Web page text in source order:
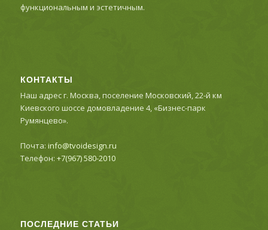
функциональным и эстетичным.
КОНТАКТЫ
Наш адрес г. Москва, поселение Московский, 22-й км
Киевского шоссе домовладение 4, «Бизнес-парк
Румянцево».
Почта: info@tvoidesign.ru
Телефон: +7(967) 580-2010
ПОСЛЕДНИЕ СТАТЬИ